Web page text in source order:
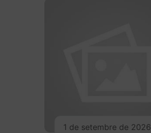
1 de setembre de 2026